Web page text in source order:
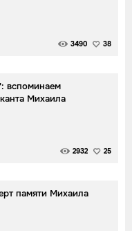
3490 38
вспоминаем
Михаила
2932 25
памяти Михаила